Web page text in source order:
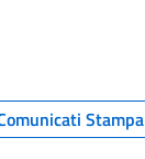
Stampa